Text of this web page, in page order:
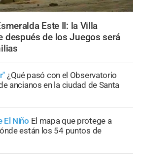
Este II: la Villa
después de los Juegos será
¿Qué pasó con el Observatorio
ancianos en la ciudad de Santa
El Niño El mapa que protege a
están los 54 puntos de